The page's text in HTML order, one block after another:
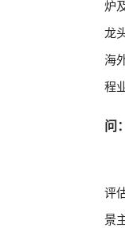
炉
龙
海
程
问
评
景